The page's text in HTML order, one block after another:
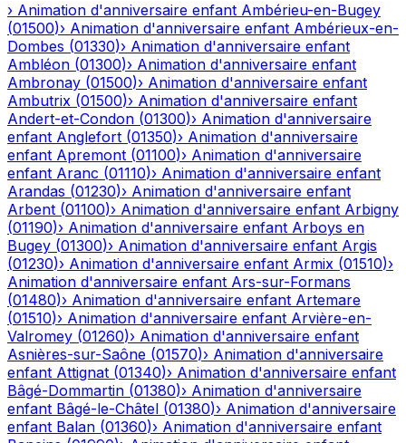
› Animation d'anniversaire enfant Ambérieu-en-Bugey
(01500)› Animation d'anniversaire enfant Ambérieux-en-
Dombes (01330)› Animation d'anniversaire enfant
Ambléon (01300)› Animation d'anniversaire enfant
Ambronay (01500)› Animation d'anniversaire enfant
Ambutrix (01500)› Animation d'anniversaire enfant
Andert-et-Condon (01300)› Animation d'anniversaire
enfant Anglefort (01350)› Animation d'anniversaire
enfant Apremont (01100)› Animation d'anniversaire
enfant Aranc (01110)› Animation d'anniversaire enfant
Arandas (01230)› Animation d'anniversaire enfant
Arbent (01100)› Animation d'anniversaire enfant Arbigny
(01190)› Animation d'anniversaire enfant Arboys en
Bugey (01300)› Animation d'anniversaire enfant Argis
(01230)› Animation d'anniversaire enfant Armix (01510)›
Animation d'anniversaire enfant Ars-sur-Formans
(01480)› Animation d'anniversaire enfant Artemare
(01510)› Animation d'anniversaire enfant Arvière-en-
Valromey (01260)› Animation d'anniversaire enfant
Asnières-sur-Saône (01570)› Animation d'anniversaire
enfant Attignat (01340)› Animation d'anniversaire enfant
Bâgé-Dommartin (01380)› Animation d'anniversaire
enfant Bâgé-le-Châtel (01380)› Animation d'anniversaire
enfant Balan (01360)› Animation d'anniversaire enfant